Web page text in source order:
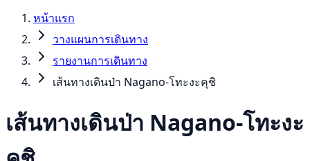
หน้าแรก
วางแผนการเดินทาง
รายงานการเดินทาง
เส้นทางเดินป่า Nagano-โทะงะคุชิ
เส้นทางเดินป่า Nagano-โทะงะ